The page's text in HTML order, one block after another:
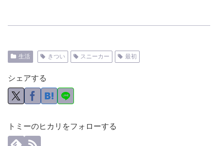
生活 きつい スニーカー 最初
シェアする
トミーのヒカリをフォローする